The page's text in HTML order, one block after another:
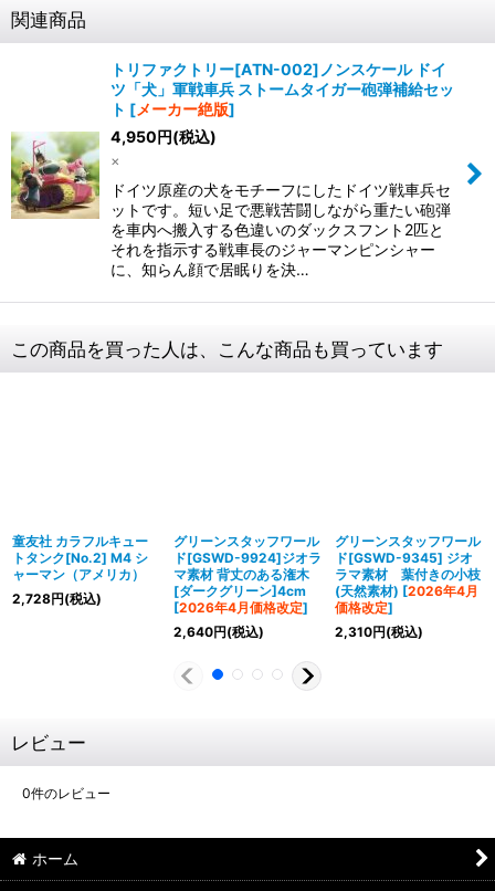
関連商品
トリファクトリー[ATN-002]ノンスケール ドイ
ツ「犬」軍戦車兵 ストームタイガー砲弾補給セッ
ト [メーカー絶版]
4,950円(税込)
×
ドイツ原産の犬をモチーフにしたドイツ戦車兵セ
ットです。 短い足で悪戦苦闘しながら重たい砲弾
を車内へ搬入する色違いのダックスフント2匹と
それを指示する戦車長のジャーマンピンシャー
に、知らん顔で居眠りを決…
この商品を買った人は、こんな商品も買っています
童友社 カラフルキュー
トタンク[No.2] M4 シ
ャーマン（アメリカ）
2,728円(税込)
グリーンスタッフワール
ド[GSWD-9924]ジオラ
マ素材 背丈のある潅木
[ダークグリーン]4cm
[2026年4月価格改定]
2,640円(税込)
グリーンスタッフワール
ド[GSWD-9345] ジオ
ラマ素材 葉付きの小枝
(天然素材) [2026年4月
価格改定]
2,310円(税込)
レビュー
0件のレビュー
ホーム